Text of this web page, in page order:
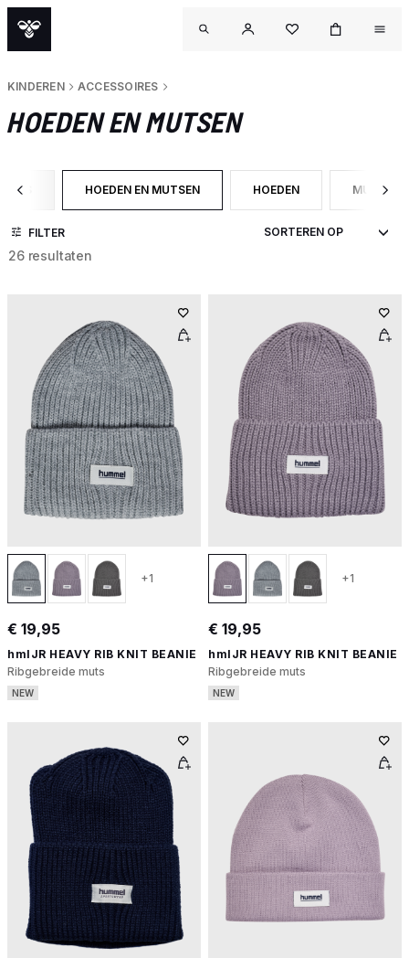
KINDEREN ACCESSOIRES
HOEDEN EN MUTSEN
ACCESSOIRES
HOEDEN EN MUTSENGESELECTEERD MOMENTEEL GEFILTERD OP
HOEDEN
FILTER OP PRODUCTTYPE:
MUTSEN
FILTER
FILTER
26 resultaten
+1
€ 19,95
hmlJR HEAVY RIB KNIT BEANIE
Ribgebreide muts
NEW
+1
€ 19,95
hmlJR HEAVY RIB KNIT BEANIE
Ribgebreide muts
NEW